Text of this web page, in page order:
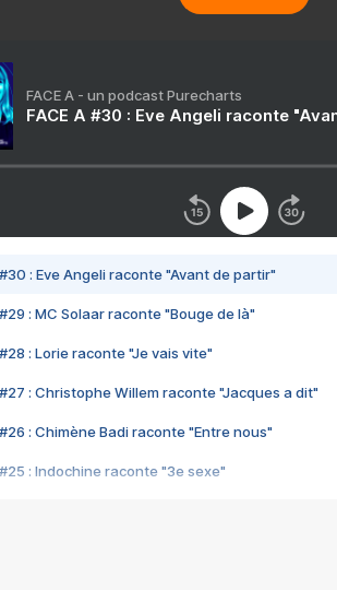
FACE A - un podcast Purecharts
FACE A #30 : Eve Angeli raconte
#30 : Eve Angeli raconte "Avant de partir"
#29 : MC Solaar raconte "Bouge de là"
#28 : Lorie raconte "Je vais vite"
#27 : Christophe Willem raconte "Jacques a dit"
#26 : Chimène Badi raconte "Entre nous"
#25 : Indochine raconte "3e sexe"